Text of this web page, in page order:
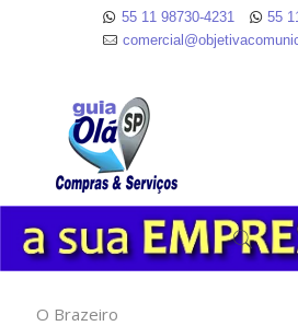
55 11 98730-4231
55
O Brazeiro